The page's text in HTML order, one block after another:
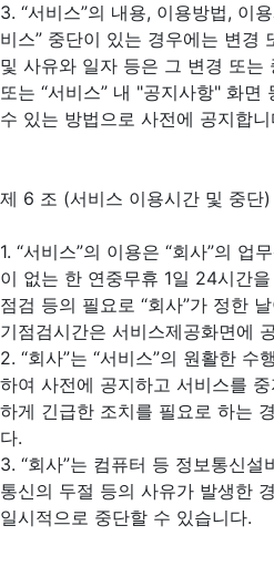
3. “서비스”의 내용, 이용방법, 이
비스” 중단이 있는 경우에는 변경
및 사유와 일자 등은 그 변경 또는
또는 “서비스” 내 "공지사항" 화면
수 있는 방법으로 사전에 공지합니
제 6 조 (서비스 이용시간 및 중단)
1. “서비스”의 이용은 “회사”의 업
이 없는 한 연중무휴 1일 24시간
점검 등의 필요로 “회사”가 정한
기점검시간은 서비스제공화면에
2. “회사”는 “서비스”의 원활한 수
하여 사전에 공지하고 서비스를
하게 긴급한 조치를 필요로 하는
다.
3. “회사”는 컴퓨터 등 정보통신
통신의 두절 등의 사유가 발생한
일시적으로 중단할 수 있습니다.